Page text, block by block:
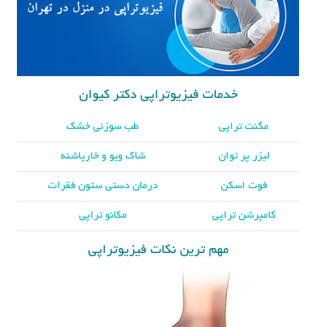
خدمات فیزیوتراپی دکتر کیوان
مگنت تراپی طب سوزنی خشک
لیزر پر توان شاک ویو و خارپاشنه
فوت اسکن درمان دستی ستون فقرات
کامپرشن تراپی مکانو تراپی
مهم ترین نکات فیزیوتراپی